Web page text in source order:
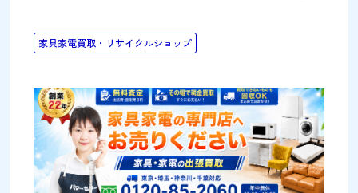
変です。このページでは、調布市で家具・家電を賢く売る
方法を、出張買取と市内のリサイクルショップの両面から
や実家の片付けにも役立ててください。 大型の家具・家
電は自宅まで来てもらうのが確実 調布市で冷蔵庫・洗濯
機・ソファ・食器棚などの大型品を売りたい場合、店舗ま
で運ぶのは大きな負担です。こうしたときに便利なのが、
自宅まで査定に来てもらえる出張買取です。パワーセラー
家具家電買取・リサイクルショップ